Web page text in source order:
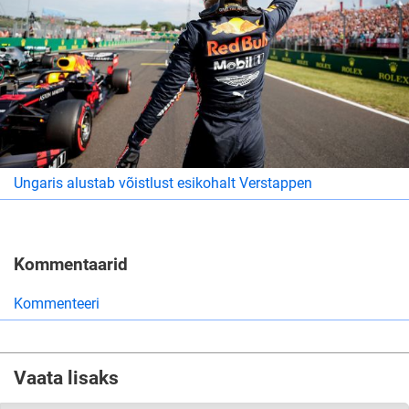
Ungaris alustab võistlust esikohalt Verstappen
Kommentaarid
Kommenteeri
Vaata lisaks